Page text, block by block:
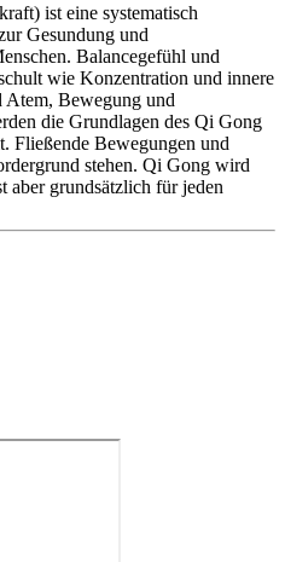
ist eine systematisch
Gesundung und
Balancegefühl und
wie Konzentration und innere
Atem, Bewegung und
die Grundlagen des Qi Gong
Fließende Bewegungen und
stehen. Qi Gong wird
aber grundsätzlich für jeden